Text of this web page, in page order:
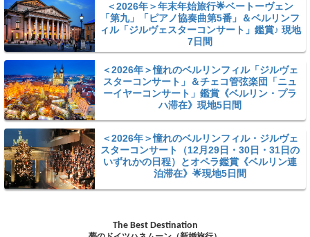
＜2026年＞年末年始旅行🌟ベートーヴェン
「第九」「ピアノ協奏曲第5番」＆ベルリンフ
ィル「ジルヴェスターコンサート」鑑賞♪ 現地
7日間
＜2026年＞憧れのベルリンフィル「ジルヴェ
スターコンサート」＆チェコ管弦楽団「ニュ
ーイヤーコンサート」鑑賞《ベルリン・プラ
ハ滞在》現地5日間
＜2026年＞憧れのベルリンフィル・ジルヴェ
スターコンサート（12月29日・30日・31日の
いずれかの日程）とオペラ鑑賞《ベルリン連
泊滞在》🌟現地5日間
The Best Destination